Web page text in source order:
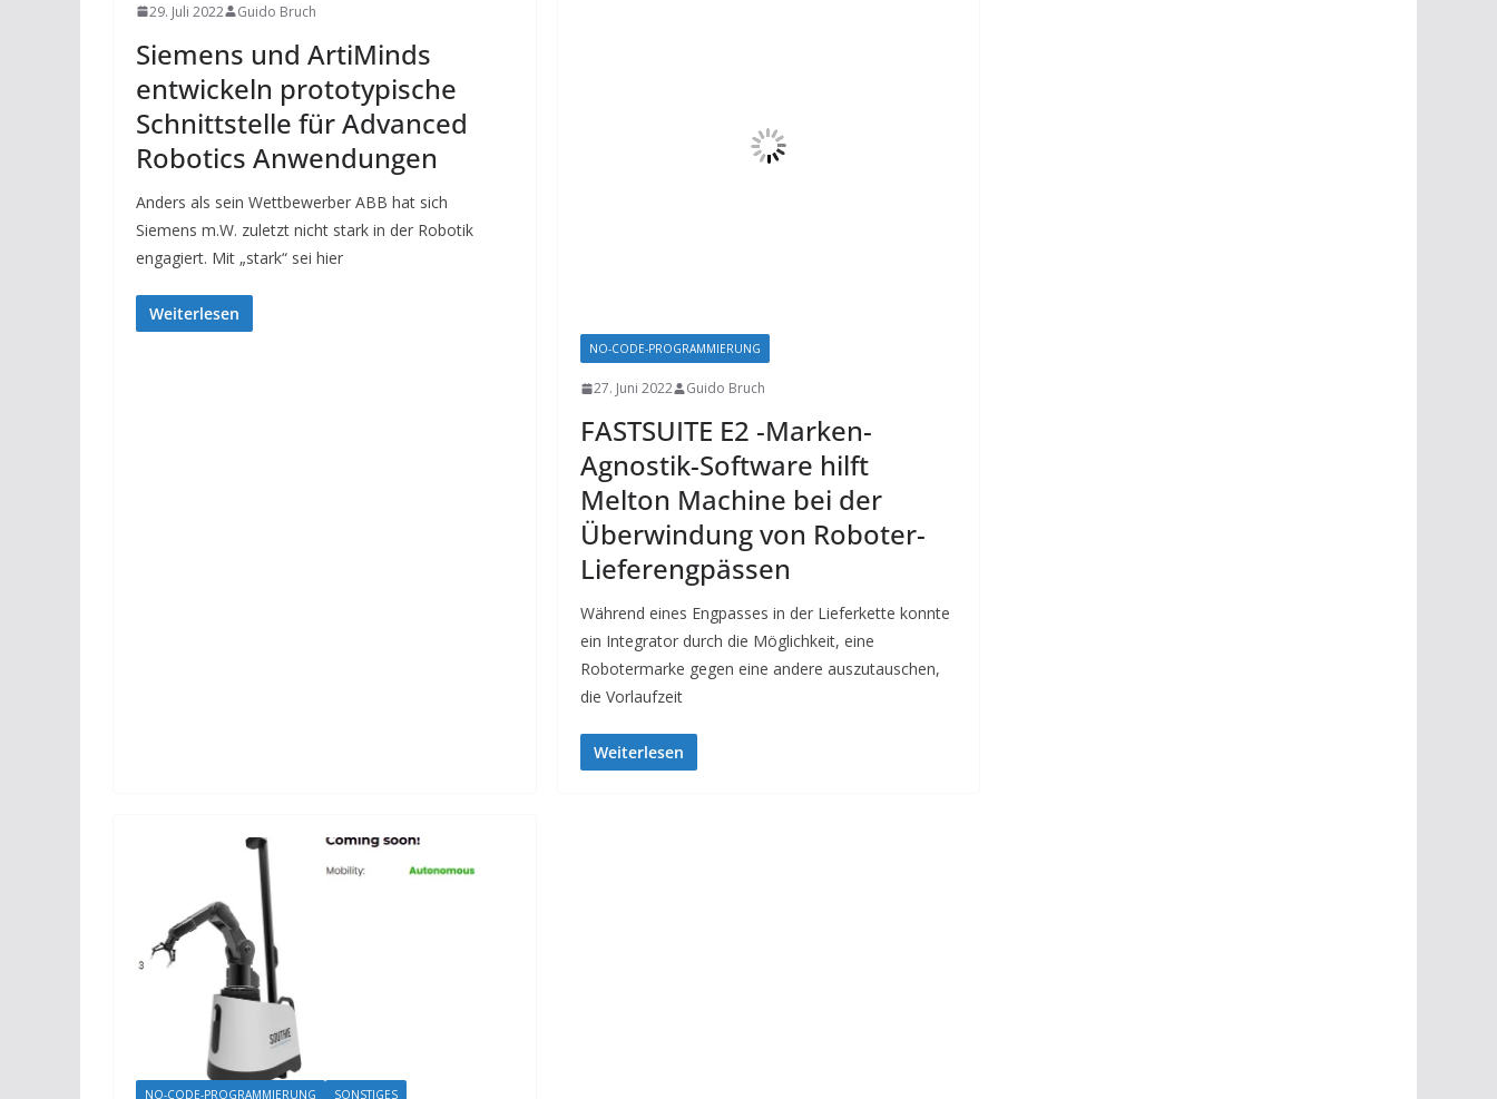
29. Juli 2022 Guido Bruch
Siemens und ArtiMinds
entwickeln prototypische
Schnittstelle für Advanced
Robotics Anwendungen
Anders als sein Wettbewerber ABB hat sich
Siemens m.W. zuletzt nicht stark in der Robotik
engagiert. Mit „stark“ sei hier
Weiterlesen
NO-CODE-PROGRAMMIERUNG
27. Juni 2022 Guido Bruch
FASTSUITE E2 -Marken-
Agnostik-Software hilft
Melton Machine bei der
Überwindung von Roboter-
Lieferengpässen
Während eines Engpasses in der Lieferkette konnte
ein Integrator durch die Möglichkeit, eine
Robotermarke gegen eine andere auszutauschen,
die Vorlaufzeit
Weiterlesen
NO-CODE-PROGRAMMIERUNG SONSTIGES